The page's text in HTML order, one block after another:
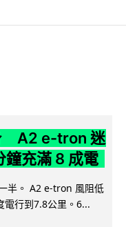
A2 e-tron 迷
充滿 8 成電
半。 A2 e-tron 風阻低
電行到7.8公里。6...